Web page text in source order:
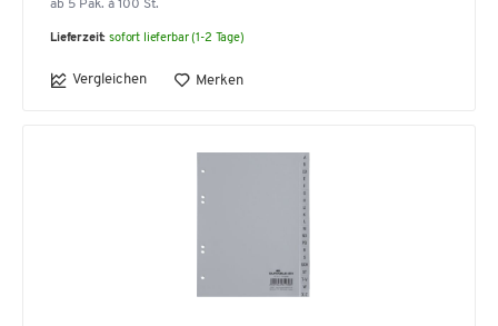
ab 5 Pak. à 100 St.
Lieferzeit: sofort lieferbar (1-2 Tage)
Vergleichen Merken